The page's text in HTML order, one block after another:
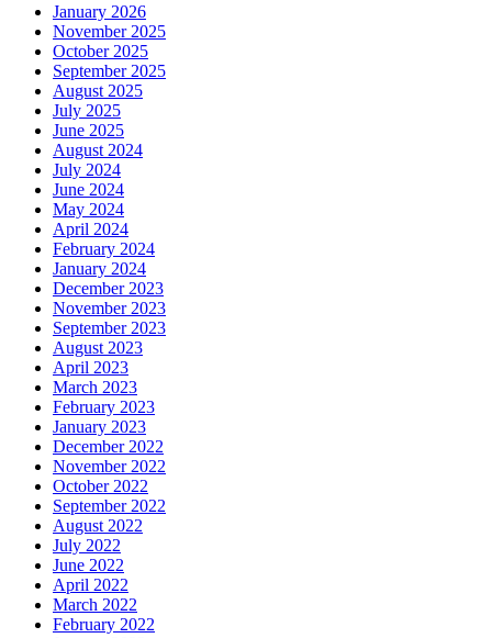
January 2026
November 2025
October 2025
September 2025
August 2025
July 2025
June 2025
August 2024
July 2024
June 2024
May 2024
April 2024
February 2024
January 2024
December 2023
November 2023
September 2023
August 2023
April 2023
March 2023
February 2023
January 2023
December 2022
November 2022
October 2022
September 2022
August 2022
July 2022
June 2022
April 2022
March 2022
February 2022